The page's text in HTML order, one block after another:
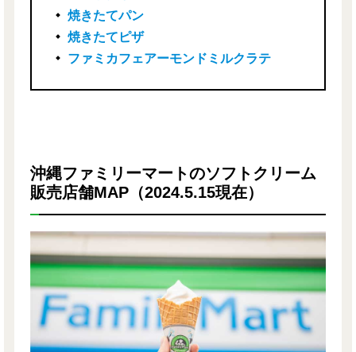
焼きたてパン
焼きたてピザ
ファミカフェアーモンドミルクラテ
沖縄ファミリーマートのソフトクリーム
販売店舗MAP（2024.5.15現在）